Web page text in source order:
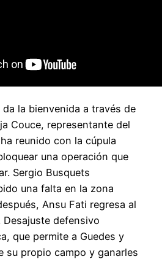
la bienvenida a través de
Couce, representante del
reunido con la cúpula
una operación que
Sergio Busquets
una falta en la zona
Ansu Fati regresa al
defensivo
que permite a Guedes y
su propio campo y ganarles